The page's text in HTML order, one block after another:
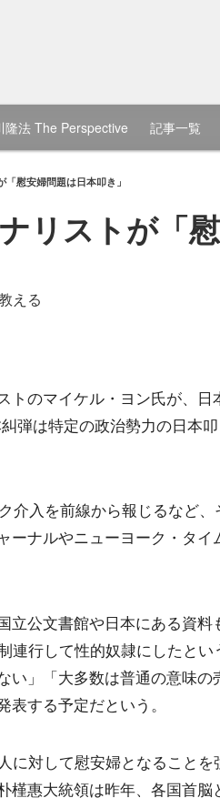
隆法 The Perspective 記事一覧
慰安婦問題は日本叩き」
リストが「
える
トのマイケル・ヨン氏が、日
弾は特定の政治勢力の日本
介入を前線から報じるなど
ーナルやニューヨーク・タイ
公文書館や日本にある資料
連行して性的奴隷にしたとい
い」「大多数は普通の意味の
する予定だという。
に対して慰安婦となることを
槿惠大統領は昨年、各国首脳